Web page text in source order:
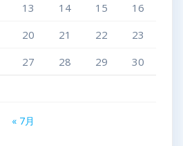
13 14 15
16
20 21 22
23
27 28 29
30
« 7月